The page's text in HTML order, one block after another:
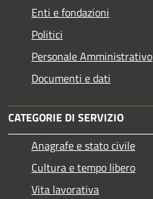
Enti e fondazioni
Politici
Personale Amministrativo
Documenti e dati
CATEGORIE DI SERVIZIO
Anagrafe e stato civile
Cultura e tempo libero
Vita lavorativa